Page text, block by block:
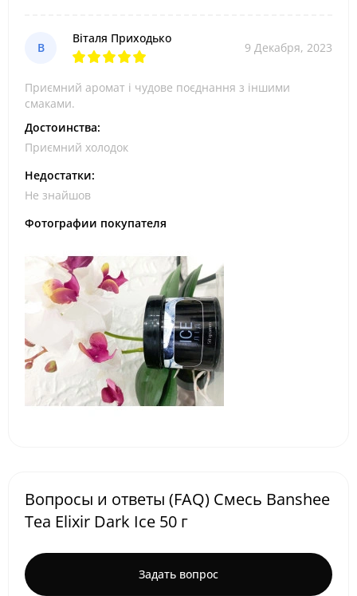
В
Віталя Приходько
9 Декабря, 2023
Приємний аромат і чудове поєднання з іншими
смаками.
Достоинства:
Приємний холодок
Недостатки:
Не знайшов
Фотографии покупателя
Вопросы и ответы (FAQ) Смесь Banshee
Tea Elixir Dark Ice 50 г
Задать вопрос